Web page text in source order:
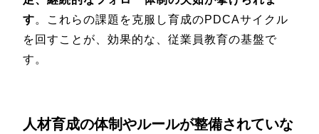
す。これらの課題を克服し育成のPDCAサイクル
を回すことが、効果的な、従業員教育の基盤で
す。
人材育成の体制やルールが整備されていな